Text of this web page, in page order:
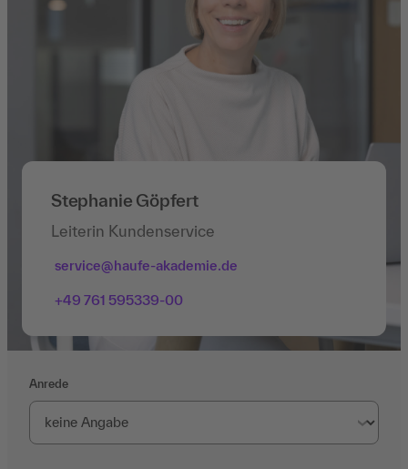
Stephanie Göpfert
Leiterin Kundenservice
service@haufe-akademie.de
+49 761 595339-00
Anrede